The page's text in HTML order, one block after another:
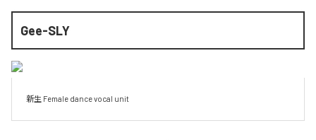
Gee-SLY
新生 Female dance vocal unit